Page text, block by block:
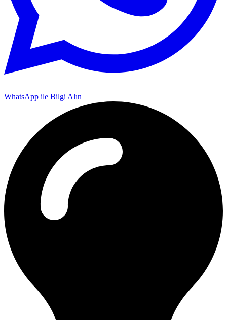
WhatsApp ile Bilgi Alın